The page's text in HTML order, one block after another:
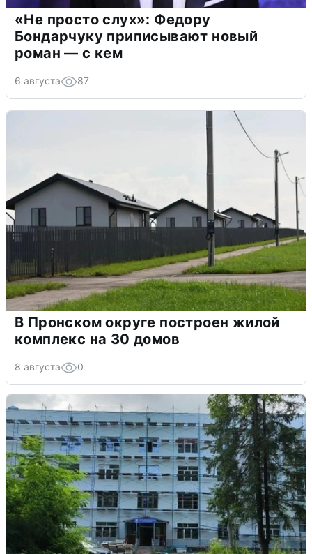
«Не просто слух»: Федору
Бондарчуку приписывают новый
роман — с кем
6 августа 87
В Пронском округе построен жилой
комплекс на 30 домов
8 августа 0